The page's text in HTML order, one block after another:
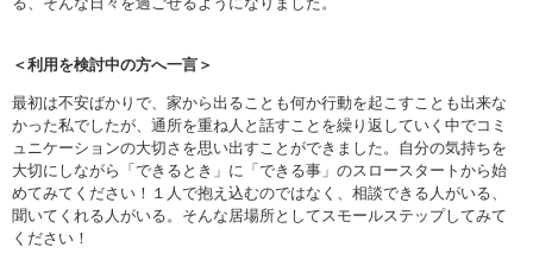
＜利用を検討中の方へ一言＞
最初は不安ばかりで、家から出ることも何か行動を起こすことも出来な
かった私でしたが、通所を重ね人と話すことを繰り返していく中でコミ
ュニケーションの大切さを思い出すことができました。自分の気持ちを
大切にしながら「できるとき」に「できる事」のスロースタートから始
めてみてください！１人で抱え込むのではなく、相談できる人がいる、
聞いてくれる人がいる。そんな居場所としてスモールステップしてみて
ください！